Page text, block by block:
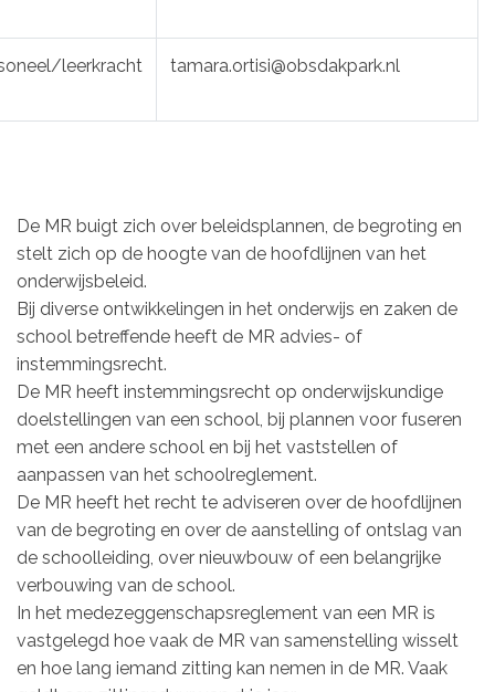
leerkracht tamara.ortisi@obsdakpark.nl
De MR buigt zich over beleidsplannen, de begroting en
stelt zich op de hoogte van de hoofdlijnen van het
onderwijsbeleid.
Bij diverse ontwikkelingen in het onderwijs en zaken de
school betreffende heeft de MR advies- of
instemmingsrecht.
De MR heeft instemmingsrecht op onderwijskundige
doelstellingen van een school, bij plannen voor fuseren
met een andere school en bij het vaststellen of
aanpassen van het schoolreglement.
De MR heeft het recht te adviseren over de hoofdlijnen
van de begroting en over de aanstelling of ontslag van
de schoolleiding, over nieuwbouw of een belangrijke
verbouwing van de school.
In het medezeggenschapsreglement van een MR is
vastgelegd hoe vaak de MR van samenstelling wisselt
en hoe lang iemand zitting kan nemen in de MR. Vaak